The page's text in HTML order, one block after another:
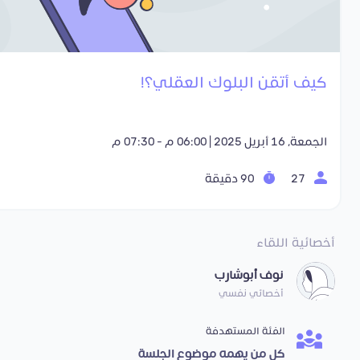
كيف أتقن البلوك العقلي؟!
الجمعة, 16 أبريل 2025 | 06:00 م - 07:30 م
أخصائية اللقاء
نوف أبوشارب
أخصائي نفسي
الفئة المستهدفة
كل من يهمه موضوع الجلسة